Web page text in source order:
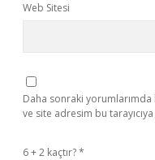
Web Sitesi
Daha sonraki yorumlarımda
ve site adresim bu
6 + 2 kaçtır?*